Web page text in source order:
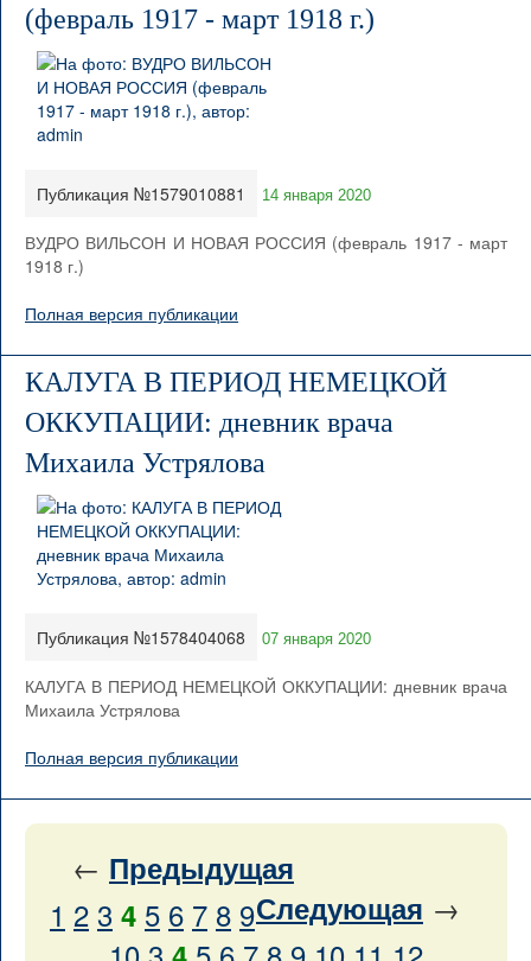
(февраль 1917 - март 1918 г.)
Публикация №1579010881 14 января 2020
ВУДРО ВИЛЬСОН И НОВАЯ РОССИЯ (февраль 1917 - март
1918 г.)
Полная версия публикации
КАЛУГА В ПЕРИОД НЕМЕЦКОЙ
ОККУПАЦИИ: дневник врача
Михаила Устрялова
Публикация №1578404068 07 января 2020
КАЛУГА В ПЕРИОД НЕМЕЦКОЙ ОККУПАЦИИ: дневник врача
Михаила Устрялова
Полная версия публикации
← Предыдущая
Следующая →
1 2 3 4 5 6 7 8 9